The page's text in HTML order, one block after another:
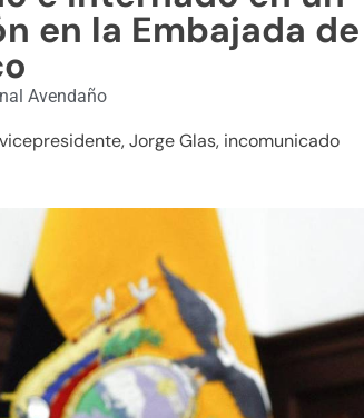
en la Embajada de
Avendaño
Jorge Glas, incomunicado